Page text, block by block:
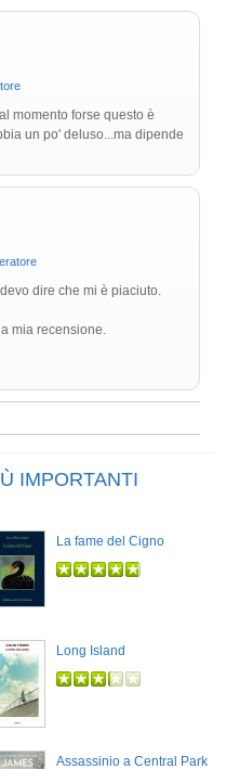
momento forse questo è
un po' deluso...ma dipende
dire che mi è piaciuto.
mia recensione.
IMPORTANTI
La fame del Cigno
Long Island
Assassinio a Central Park